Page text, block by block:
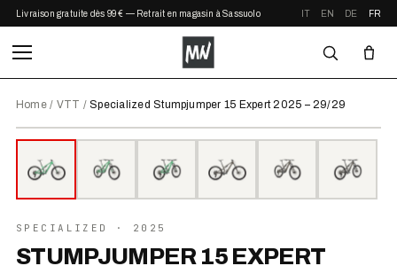
Livraison gratuite dès 99 € — Retrait en magasin à Sassuolo IT EN DE FR
Home/ VTT / Specialized Stumpjumper 15 Expert 2025 – 29/29
⤢ ZOOM
SPECIALIZED · 2025
STUMPJUMPER 15 EXPERT